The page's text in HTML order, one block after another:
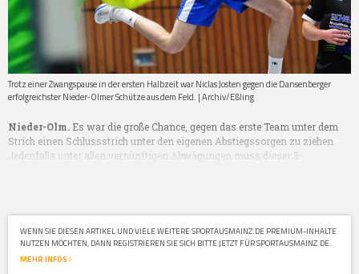
Trotz einer Zwangspause in der ersten Halbzeit war Niclas Josten gegen die Dansenberger
erfolgreichster Nieder-Olmer Schütze aus dem Feld. | Archiv/Eßling
Nieder-Olm. Es war die große Chance, gegen das erste Team unter dem
Strich einen Schlussstrich unter den eigenen Abstiegssorgen zu ziehen.
Jedenfalls unter allen vernünftigen Abwägungen muss dieser 3…
WENN SIE DIESEN ARTIKEL UND VIELE WEITERE SPORTAUSMAINZ.DE PREMIUM-INHALTE
NUTZEN MÖCHTEN, DANN REGISTRIEREN SIE SICH BITTE JETZT FÜR SPORTAUSMAINZ.DE.
MEHR INFOS